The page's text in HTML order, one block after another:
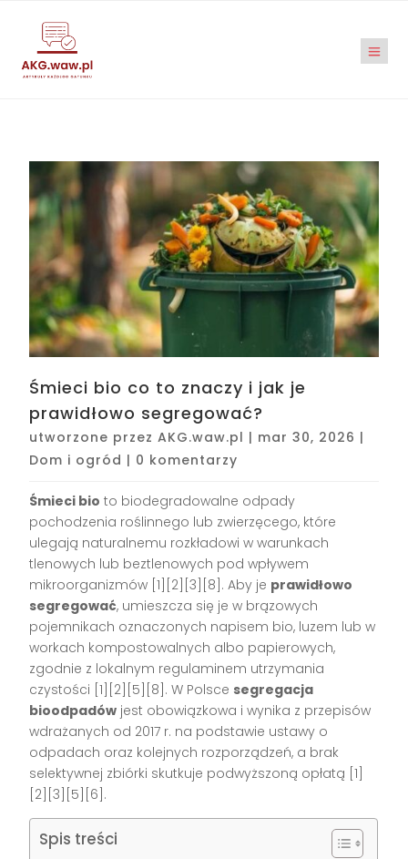
Śmieci bio co to znaczy i jak je
prawidłowo segregować?
utworzone przezAKG.waw.pl | mar 30, 2026 |
Dom i ogród | 0 komentarzy
Śmieci bio to biodegradowalne odpady
pochodzenia roślinnego lub zwierzęcego, które
ulegają naturalnemu rozkładowi w warunkach
tlenowych lub beztlenowych pod wpływem
mikroorganizmów [1][2][3][8]. Aby je prawidłowo
segregować, umieszcza się je w brązowych
pojemnikach oznaczonych napisem bio, luzem lub w
workach kompostowalnych albo papierowych,
zgodnie z lokalnym regulaminem utrzymania
czystości [1][2][5][8]. W Polsce segregacja
bioodpadów jest obowiązkowa i wynika z przepisów
wdrażanych od 2017 r. na podstawie ustawy o
odpadach oraz kolejnych rozporządzeń, a brak
selektywnej zbiórki skutkuje podwyższoną opłatą [1]
[2][3][5][6].
Spis treści